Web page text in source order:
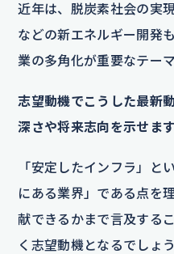
近年は、脱炭素社会の実
などの新エネルギー開発
業の多角化が重要なテーマ
志望動機でこうした最新
深さや将来志向を示せます
「安定したインフラ」と
にある業界」である点を
献できるかまで言及する
く志望動機となるでしょう